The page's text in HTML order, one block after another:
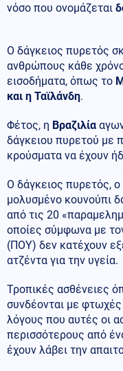
νόσο που ονομάζεται
Ο δάγκειος πυρετός
ανθρώπους κάθε
εισοδήματα, όπως το
και η Ταϊλάνδη.
Φέτος, η Βραζιλία
δάγκειου πυρετού με
κρούσματα να έχουν
Ο δάγκειος πυρετός,
μολυσμένο κουνούπι
από τις 20
οποίες σύμφωνα με
(ΠΟΥ) δεν κατέχουν
ατζέντα για την υγεία.
Τροπικές ασθένειες
συνδέονται με
λόγους που αυτές οι
περισσότερους από
έχουν λάβει την